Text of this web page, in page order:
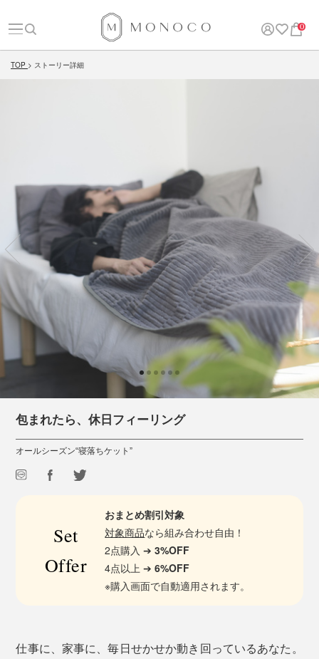
0
TOP ストーリー詳細
包まれたら、休日フィーリング
オールシーズン“寝落ちケット”
Set
Offer
おまとめ割引対象
対象商品なら組み合わせ自由！
2点購入 ➔3%OFF
4点以上 ➔6%OFF
※購入画面で自動適用されます。
仕事に、家事に、毎日せかせか動き回っているあなた。